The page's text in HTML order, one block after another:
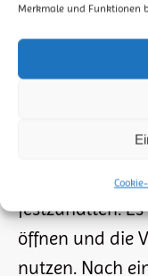
Merkmale und Funktionen
DIALOG
Was ich
Dialog beginnt
zeichne, geht
festzuhalten.
öffnen und die
nutzen. Nach